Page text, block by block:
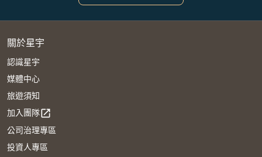
關於星宇
認識星宇
媒體中心
旅遊須知
加入團隊open_in_new
公司治理專區
投資人專區